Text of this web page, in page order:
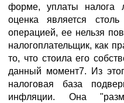
форме, уплаты налога
оценка является
операцией, ее нельзя
налогоплательщик, как
то, что стоила его
данный момент7. Из
налоговая база
инфляции. Она